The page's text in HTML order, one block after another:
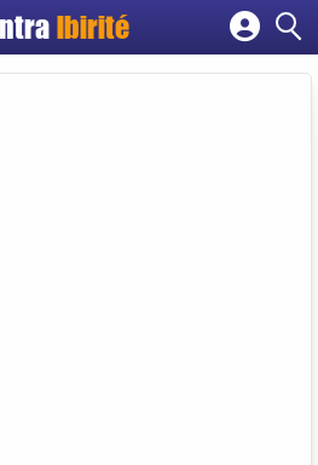
Ibirité
Cadastrar empresa